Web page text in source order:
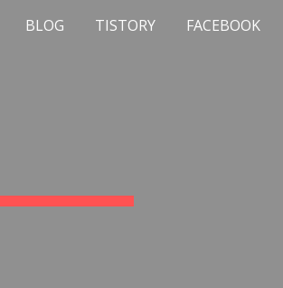
BLOG TISTORY FACEBOOK